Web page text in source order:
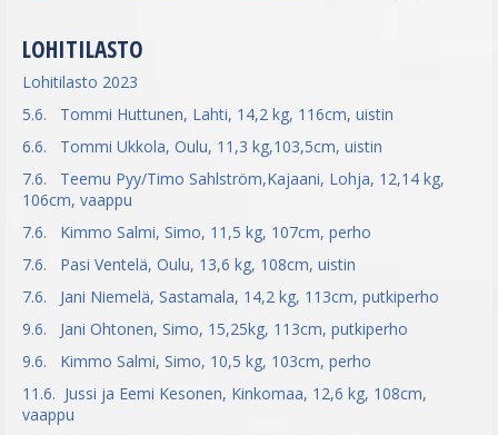
LOHITILASTO
Lohitilasto 2023
5.6. Tommi Huttunen, Lahti, 14,2 kg, 116cm, uistin
6.6. Tommi Ukkola, Oulu, 11,3 kg,103,5cm, uistin
7.6. Teemu Pyy/Timo Sahlström,Kajaani, Lohja, 12,14 kg,
106cm, vaappu
7.6. Kimmo Salmi, Simo, 11,5 kg, 107cm, perho
7.6. Pasi Ventelä, Oulu, 13,6 kg, 108cm, uistin
7.6. Jani Niemelä, Sastamala, 14,2 kg, 113cm, putkiperho
9.6. Jani Ohtonen, Simo, 15,25kg, 113cm, putkiperho
9.6. Kimmo Salmi, Simo, 10,5 kg, 103cm, perho
11.6. Jussi ja Eemi Kesonen, Kinkomaa, 12,6 kg, 108cm,
vaappu